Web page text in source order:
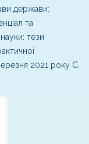
держави:
та
тези
2021 року С.